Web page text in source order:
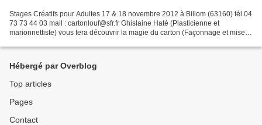
Stages Créatifs pour Adultes 17 & 18 novembre 2012 à Billom (63160) tél 04
73 73 44 03 mail : cartonlouf@sfr.fr Ghislaine Haté (Plasticienne et
marionnettiste) vous fera découvrir la magie du carton (Façonnage et mise
Hébergé par Overblog
Top articles
Pages
Contact